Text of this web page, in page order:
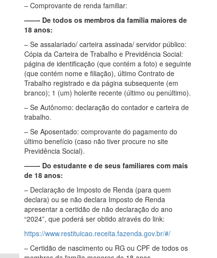
– Comprovante de renda familiar:
——- De todos os membros da família maiores de
18 anos:
– Se assalariado/ carteira assinada/ servidor público:
Cópia da Carteira de Trabalho e Previdência Social:
página de identificação (que contém a foto) e seguinte
(que contém nome e filiação), último Contrato de
Trabalho registrado e da página subsequente (em
branco); 1 (um) holerite recente (último ou penúltimo).
– Se Autônomo: declaração do contador e carteira de
trabalho.
– Se Aposentado: comprovante do pagamento do
último benefício (caso não tiver procure no site
Previdência Social).
——- Do estudante e de seus familiares com mais
de 18 anos:
– Declaração de Imposto de Renda (para quem
declara) ou se não declara Imposto de Renda
apresentar a certidão de não declaração do ano
“2024”, que poderá ser obtido através do link:
https://www.restituicao.receita.fazenda.gov.br/#/
– Certidão de nascimento ou RG ou CPF de todos os